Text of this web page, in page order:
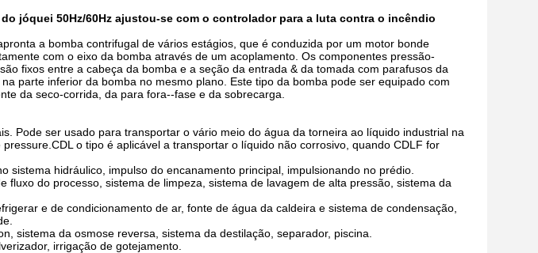
jóquei 50Hz/60Hz ajustou-se com o controlador para a luta contra o incêndio
a bomba contrifugal de vários estágios, que é conduzida por um motor bonde
com o eixo da bomba através de um acoplamento. Os componentes pressão-
fixos entre a cabeça da bomba e a seção da entrada & da tomada com parafusos da
parte inferior da bomba no mesmo plano. Este tipo da bomba pode ser equipado com
da seco-corrida, da para fora--fase e da sobrecarga.
Pode ser usado para transportar o vário meio do água da torneira ao líquido industrial na
o tipo é aplicável a transportar o líquido não corrosivo, quando CDLF for
sistema hidráulico, impulso do encanamento principal, impulsionando no prédio.
fluxo do processo, sistema de limpeza, sistema de lavagem de alta pressão, sistema da
e de condicionamento de ar, fonte de água da caldeira e sistema de condensação,
sistema da osmose reversa, sistema da destilação, separador, piscina.
irrigação de gotejamento.